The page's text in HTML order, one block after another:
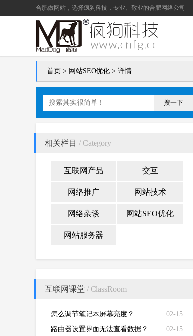
合肥做网站 ，选择疯狗科技，专业、敬业的合肥网络公司
首页 > 网站SEO优化 > 详情
搜一下
相关栏目 / Category
互联网产品 交互
网络推广 网站技术
网络杂谈 网站SEO优化
网站服务器
互联网课堂 / ClassRoom
02-15
怎么调节笔记本屏幕亮度？
02-15
路由器设置界面无法查看数据？